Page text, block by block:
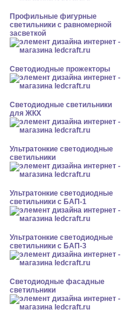
Профильные фигурные
светильники с равномерной
засветкой
Светодиодные прожекторы
Светодиодные светильники
для ЖКХ
Ультратонкие светодиодные
светильники
Ультратонкие светодиодные
светильники с БАП-1
Ультратонкие светодиодные
светильники с БАП-3
Светодиодные фасадные
светильники